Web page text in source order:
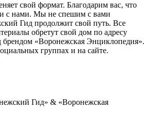
свой формат. Благодарим вас, что
с нами. Мы не спешим с вами
Гид продолжит свой путь. Все
обретут свой дом по адресу
«Воронежская Энциклопедия».
группах и на сайте.
Гид» & «Воронежская